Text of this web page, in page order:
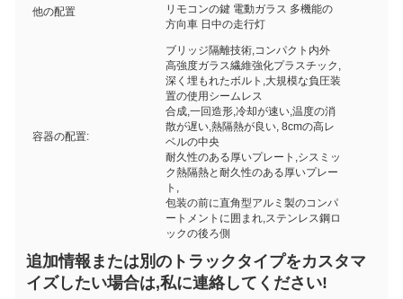
他の配置
リモコンの鍵 電動ガラス 多機能の
方向車 日中の走行灯
容器の配置:
ブリッジ隔離技術,コンパクト内外
高強度ガラス繊維強化プラスチック,
深く埋もれたボルト,大規模な負圧装
置の使用シームレス
合成,一回造形,冷却が速い,温度の消
散が遅い,熱隔熱が良い, 8cmの高レ
ベルの中央
耐久性のある厚いプレート,シスミッ
ク熱隔熱と耐久性のある厚いプレー
ト,
包装の前に直角型アルミ製のコンパ
ートメントに囲まれ,ステンレス鋼ロ
ックの後ろ側
追加情報または別のトラックタイプをカスタマ
イズしたい場合は,私に連絡してください!